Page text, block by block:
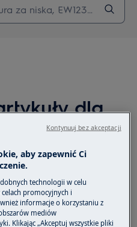
dla
z klimatyzatorów
i
aby zapewnić Ci
technologii w celu
promocyjnych i
informacje o korzystaniu z
mediów
Klikając „Akceptuj wszystkie pliki
Kontynuuj bez akceptacji